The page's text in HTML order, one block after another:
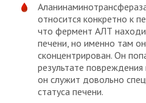
относится конкретно к
что фермент АЛТ
печени, но именно там
сконцентрирован. Он
результате
он служит довольно
статуса печени.